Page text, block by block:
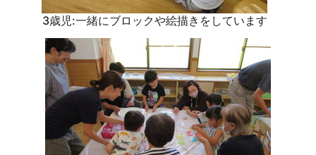
3歳児:一緒にブロックや絵描きをしています